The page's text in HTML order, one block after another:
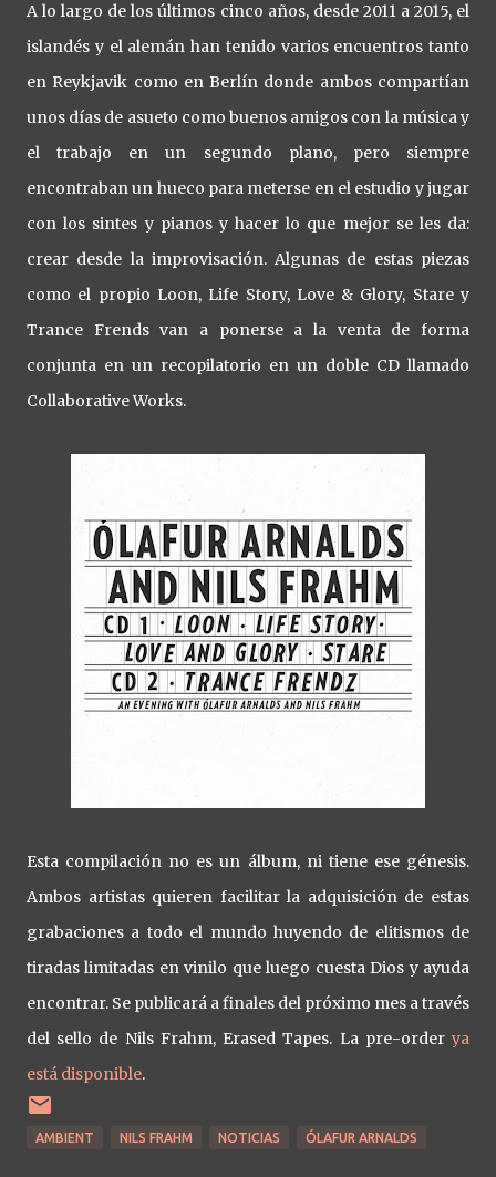
A lo largo de los últimos cinco años, desde 2011 a 2015, el
islandés y el alemán han tenido varios encuentros tanto
en Reykjavik como en Berlín donde ambos compartían
unos días de asueto como buenos amigos con la música y
el trabajo en un segundo plano, pero siempre
encontraban un hueco para meterse en el estudio y jugar
con los sintes y pianos y hacer lo que mejor se les da:
crear desde la improvisación. Algunas de estas piezas
como el propio Loon, Life Story, Love & Glory, Stare y
Trance Frends van a ponerse a la venta de forma
conjunta en un recopilatorio en un doble CD llamado
Collaborative Works.
Esta compilación no es un álbum, ni tiene ese génesis.
Ambos artistas quieren facilitar la adquisición de estas
grabaciones a todo el mundo huyendo de elitismos de
tiradas limitadas en vinilo que luego cuesta Dios y ayuda
encontrar. Se publicará a finales del próximo mes a través
del sello de Nils Frahm, Erased Tapes. La pre-order ya
está disponible.
AMBIENT NILS FRAHM NOTICIAS ÓLAFUR ARNALDS